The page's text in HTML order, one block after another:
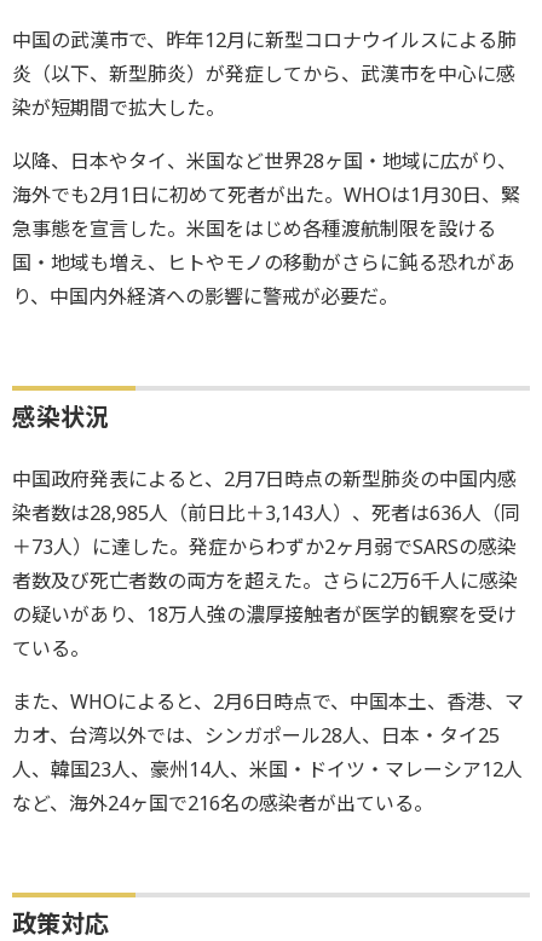
中国の武漢市で、昨年12月に新型コロナウイルスによる肺
炎（以下、新型肺炎）が発症してから、武漢市を中心に感
染が短期間で拡大した。
以降、日本やタイ、米国など世界28ヶ国・地域に広がり、
海外でも2月1日に初めて死者が出た。WHOは1月30日、緊
急事態を宣言した。米国をはじめ各種渡航制限を設ける
国・地域も増え、ヒトやモノの移動がさらに鈍る恐れがあ
り、中国内外経済への影響に警戒が必要だ。
感染状況
中国政府発表によると、2月7日時点の新型肺炎の中国内感
染者数は28,985人（前日比＋3,143人）、死者は636人（同
＋73人）に達した。発症からわずか2ヶ月弱でSARSの感染
者数及び死亡者数の両方を超えた。さらに2万6千人に感染
の疑いがあり、18万人強の濃厚接触者が医学的観察を受け
ている。
また、WHOによると、2月6日時点で、中国本土、香港、マ
カオ、台湾以外では、シンガポール28人、日本・タイ25
人、韓国23人、豪州14人、米国・ドイツ・マレーシア12人
など、海外24ヶ国で216名の感染者が出ている。
政策対応